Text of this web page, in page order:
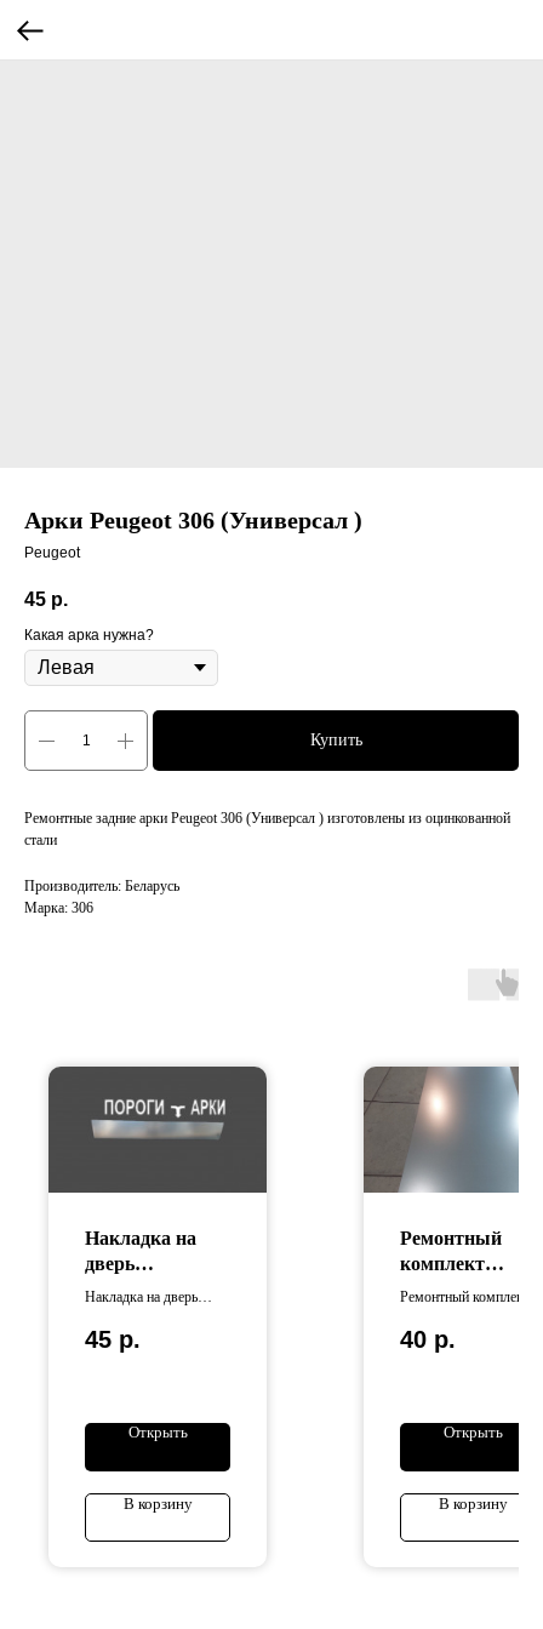
Арки Peugeot 306 (Универсал )
Peugeot
45 р.
Какая арка нужна?
Купить
Ремонтные задние арки Peugeot 306 (Универсал ) изготовлены из оцинкованной
стали
Производитель: Беларусь
Марка: 306
Накладка на
дверь
универсальная
Накладка на дверь
изготовлена из
45 р.
Открыть
В корзину
Ремонтный
комплект
кузова Лист
Ремонтный комплект
оцинкованной стали
40 р.
Открыть
В корзину